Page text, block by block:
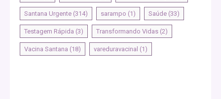
Santana Urgente (314) sarampo (1) Saúde (33)
Testagem Rápida (3) Transformando Vidas (2)
Vacina Santana (18) vareduravacinal (1)